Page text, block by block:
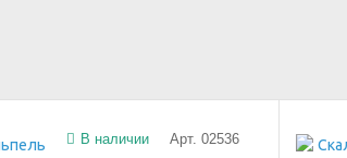
В наличии Арт. 02536